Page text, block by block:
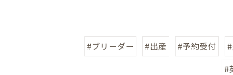
#ブリーダー #出産 #予約受付
#